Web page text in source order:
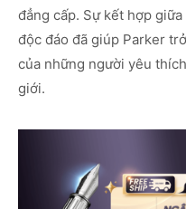
đẳng cấp. Sự kết hợp
độc đáo đã giúp Parker
của những người yêu
giới.